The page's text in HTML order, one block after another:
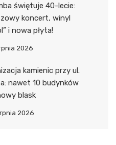
świętuje 40-lecie:
koncert, winyl
i nowa płyta!
2026
kamienic przy ul.
nawet 10 budynków
blask
2026